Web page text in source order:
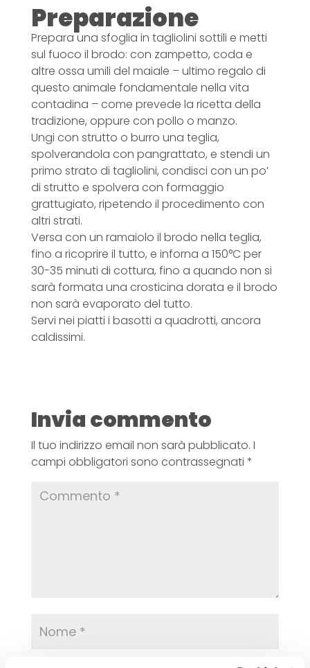
Preparazione
Prepara una sfoglia in tagliolini sottili e metti
sul fuoco il brodo: con zampetto, coda e
altre ossa umili del maiale – ultimo regalo di
questo animale fondamentale nella vita
contadina – come prevede la ricetta della
tradizione, oppure con pollo o manzo.
Ungi con strutto o burro una teglia,
spolverandola con pangrattato, e stendi un
primo strato di tagliolini, condisci con un po’
di strutto e spolvera con formaggio
grattugiato, ripetendo il procedimento con
altri strati.
Versa con un ramaiolo il brodo nella teglia,
fino a ricoprire il tutto, e inforna a 150°C per
30-35 minuti di cottura, fino a quando non si
sarà formata una crosticina dorata e il brodo
non sarà evaporato del tutto.
Servi nei piatti i basotti a quadrotti, ancora
caldissimi.
Invia commento
Il tuo indirizzo email non sarà pubblicato. I
campi obbligatori sono contrassegnati *